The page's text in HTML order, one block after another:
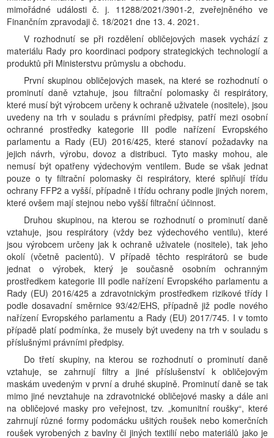
mimořádné události č. j. 11288/2021/3901-2, zveřejněného ve
Finančním zpravodaji č. 18/2021 dne 13. 4. 2021.
V rozhodnutí se při rozdělení obličejových masek vychází z
materiálu Rady pro koordinaci podpory strategických technologií a
produktů při Ministerstvu průmyslu a obchodu.
První skupinou obličejových masek, na které se rozhodnutí o
prominutí daně vztahuje, jsou filtrační polomasky či respirátory,
které musí být výrobcem určeny k ochraně uživatele (nositele), jsou
uvedeny na trh v souladu s právními předpisy, patří mezi osobní
ochranné prostředky kategorie III podle nařízení Evropského
parlamentu a Rady (EU) 2016/425, které stanoví požadavky na
jejich návrh, výrobu, dovoz a distribuci. Tyto masky mohou, ale
nemusí být opatřeny výdechovým ventilem. Bude se však jednat
pouze o ty filtrační polomasky či respirátory, které splňují třídu
ochrany FFP2 a vyšší, případně i třídu ochrany podle jiných norem,
které ovšem mají stejnou nebo vyšší filtrační účinnost.
Druhou skupinou, na kterou se rozhodnutí o prominutí daně
vztahuje, jsou respirátory (vždy bez výdechového ventilu), které
jsou výrobcem určeny jak k ochraně uživatele (nositele), tak jeho
okolí (včetně pacientů). V případě těchto respirátorů se bude
jednat o výrobek, který je současně osobním ochranným
prostředkem kategorie III podle nařízení Evropského parlamentu a
Rady (EU) 2016/425 a zdravotnickým prostředkem rizikové třídy I
podle dosavadní směrnice 93/42/EHS, případně již podle nového
nařízení Evropského parlamentu a Rady (EU) 2017/745. I v tomto
případě platí podmínka, že musely být uvedeny na trh v souladu s
příslušnými právními předpisy.
Do třetí skupiny, na kterou se rozhodnutí o prominutí daně
vztahuje, se zahrnují filtry a jiné příslušenství k obličejovým
maskám uvedeným v první a druhé skupině. Prominutí daně se tak
mimo jiné nevztahuje na zdravotnické obličejové masky a dále ani
na obličejové masky pro veřejnost, tzv. „komunitní roušky“, které
zahrnují různé formy podomácku ušitých roušek nebo komerčních
roušek vyrobených z bavlny či jiných textilií nebo materiálů jako je